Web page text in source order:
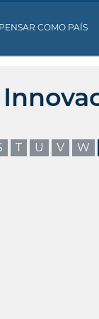
PENSAR COMO PAÍS
T U V W